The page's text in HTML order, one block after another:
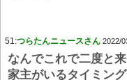
51:つらたんニュースさん 2022/
なんでこれで二度と
家主がいるタイミン